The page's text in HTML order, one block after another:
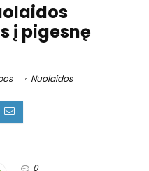
į pigesnę
Nuolaidos
0